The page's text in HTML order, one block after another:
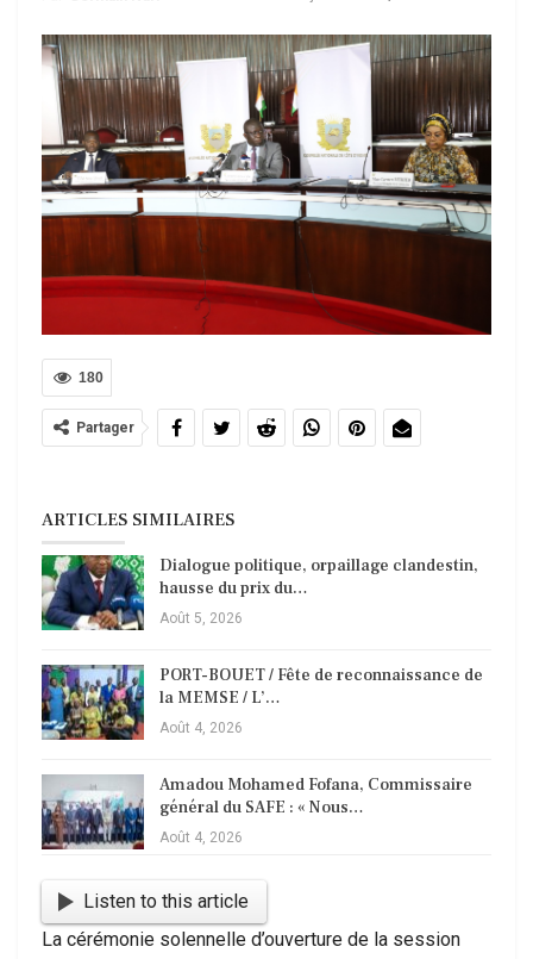
180
Partager
ARTICLES SIMILAIRES
Dialogue politique, orpaillage clandestin,
hausse du prix du…
Août 5, 2026
PORT-BOUET / Fête de reconnaissance de
la MEMSE / L’…
Août 4, 2026
Amadou Mohamed Fofana, Commissaire
général du SAFE : « Nous…
Août 4, 2026
Listen to this article
La cérémonie solennelle d’ouverture de la session